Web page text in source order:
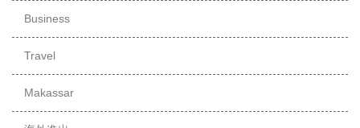
Business
Travel
Makassar